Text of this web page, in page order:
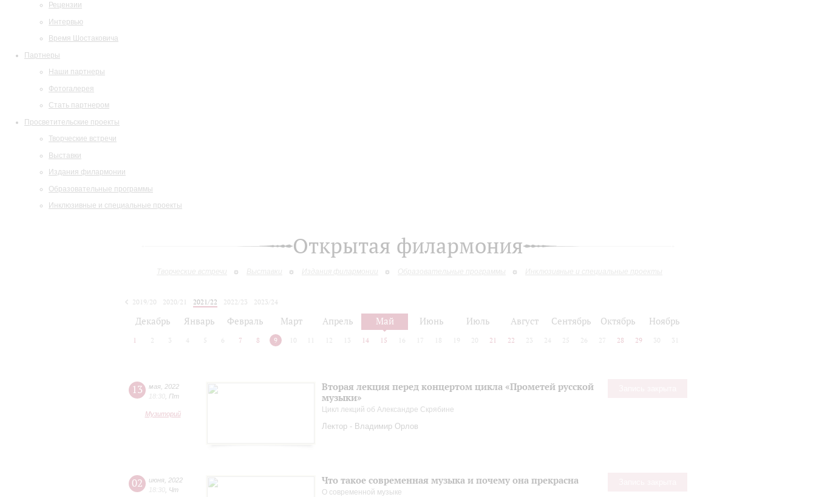
Рецензии
Интервью
Время Шостаковича
Партнеры
Наши партнеры
Фотогалерея
Стать партнером
Просветительские проекты
Творческие встречи
Выставки
Издания филармонии
Образовательные программы
Инклюзивные и специальные проекты
Открытая филармония
Творческие встречи Выставки Издания филармонии Образовательные программы Инклюзивные и специальные проекты
2019/20 2020/21 2021/22 2022/23
2023/24
Декабрь Январь Февраль Март Апрель Май Июнь Июль Август Сентябрь Октябрь Ноябрь
1 2 3 4 5 6 7 8 9 10 12 13 14 15 16 17 18 19 20 21 22 23 24 25 26 27 28 29 30 31
13 мая 2022
18:30 Пт
Музиторий
Вторая лекция перед концертом цикла «Прометей русской
музыки»
Цикл лекций об Александре Скрябине
Лектор - Владимир Орлов
02 июня 2022
18:30 Чт
Что такое современная музыка и почему она прекрасна
О современной музыке